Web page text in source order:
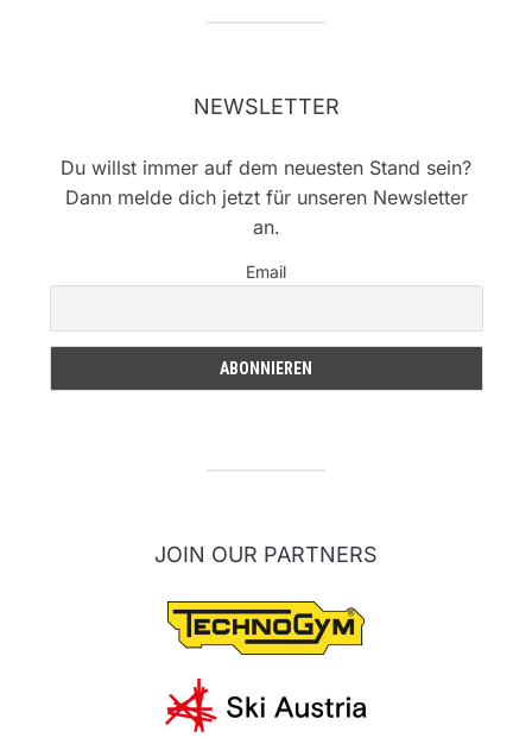
NEWSLETTER
Du willst immer auf dem neuesten Stand sein?
Dann melde dich jetzt für unseren Newsletter
an.
Email
JOIN OUR PARTNERS